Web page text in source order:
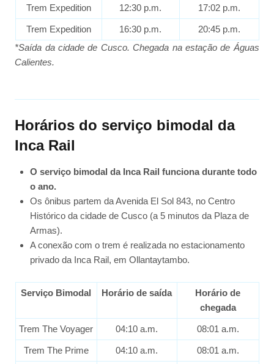
Trem Expedition 12:30 p.m. 17:02 p.m.
Trem Expedition 16:30 p.m.
20:45 p.m.
*Saída da cidade de Cusco. Chegada na estação de Águas
Calientes.
Horários do serviço bimodal da
Inca Rail
O serviço bimodal da Inca Rail funciona durante todo
o ano.
Os ônibus partem da Avenida El Sol 843, no Centro
Histórico da cidade de Cusco (a 5 minutos da Plaza de
Armas).
A conexão com o trem é realizada no estacionamento
privado da Inca Rail, em Ollantaytambo.
Serviço Bimodal Horário de saída
Horário de
chegada
Trem The Voyager 04:10 a.m. 08:01 a.m.
Trem The Prime 04:10 a.m. 08:01 a.m.